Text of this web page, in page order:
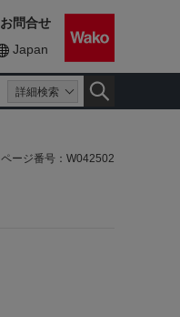
詳細検索
Japan
お問合せ
ページ番号： W042502